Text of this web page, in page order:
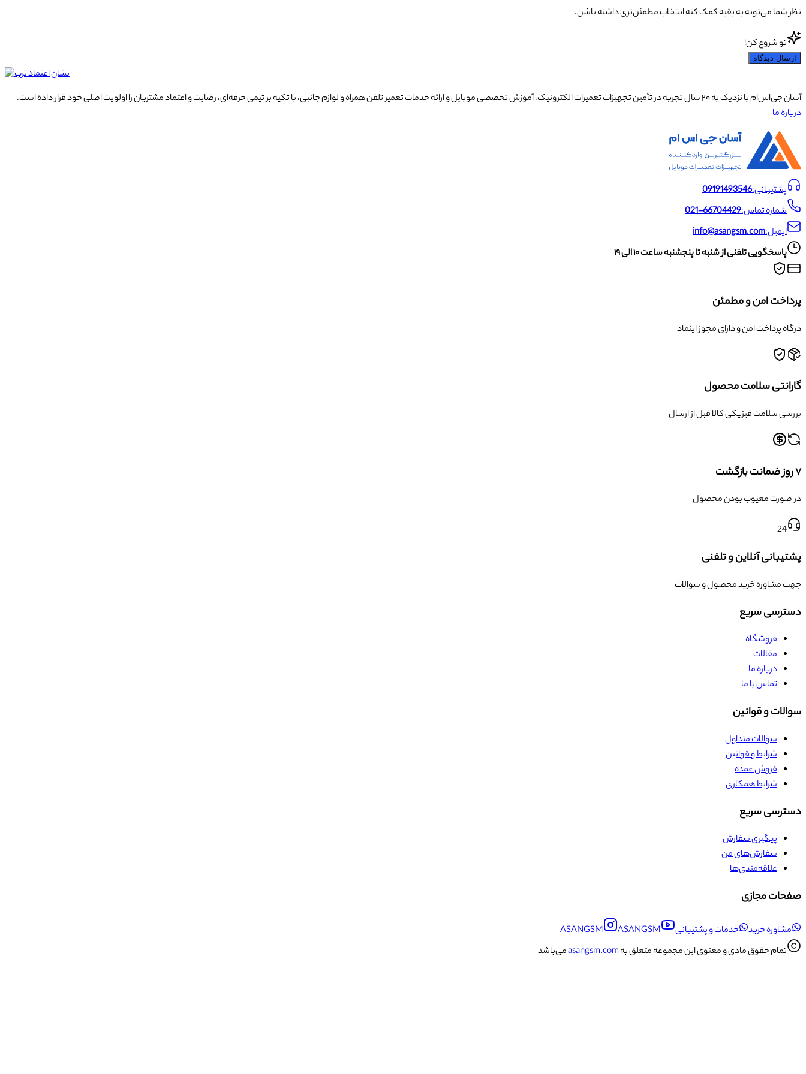
نظر شما می‌تونه به بقیه کمک کنه انتخاب مطمئن‌تری داشته باشن.
تو شروع کن!
ارسال دیدگاه
آسان جی‌اس‌ام با نزدیک به ۲۰ سال تجربه در تأمین تجهیزات تعمیرات الکترونیک، آموزش تخصصی موبایل و ارائه خدمات تعمیر تلفن همراه و لوازم جانبی، با تکیه بر تیمی حرفه‌ای، رضایت و اعتماد مشتریان را اولویت اصلی خود قرار داده است.
درباره ما
پشتیبانی:09191493546
شماره تماس:021-66704429
ایمیل:info@asangsm.com
پاسخگویی تلفنی از شنبه تا پنجشنبه ساعت ۱۰ الی ۱۹
پرداخت امن و مطمئن
درگاه پرداخت امن و دارای مجوز اینماد
گارانتی سلامت محصول
بررسی سلامت فیزیکی کالا قبل از ارسال
۷ روز ضمانت بازگشت
در صورت معیوب بودن محصول
24
پشتیبانی آنلاین و تلفنی
جهت مشاوره خرید محصول و سوالات
دسترسی سریع
فروشگاه
مقالات
درباره ما
تماس با ما
سوالات و قوانین
سوالات متداول
شرایط و قوانین
فروش عمده
شرایط همکاری
دسترسی سریع
پیگیری سفارش
سفارش‌های من
علاقه‌مندی‌ها
صفحات مجازی
مشاوره خرید خدمات و پشتیبانی ASANGSM
ASANGSM
تمام حقوق مادی و معنوی این مجموعه متعلق بهasangsm.comمی‌باشد